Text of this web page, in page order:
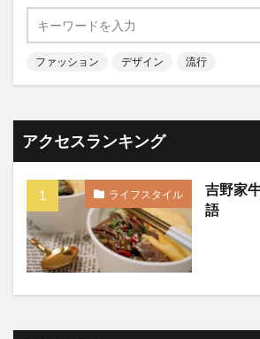
ファッション デザイン 流行
アクセスランキング
ライフスタイル
吉野家
語